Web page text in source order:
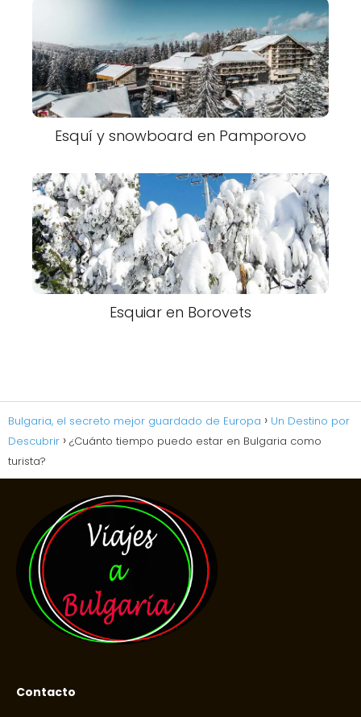
Esquí y snowboard en Pamporovo
Esquiar en Borovets
Bulgaria, el secreto mejor guardado de Europa
Un Destino por
Descubrir
¿Cuánto tiempo puedo estar en Bulgaria como
turista?
Contacto